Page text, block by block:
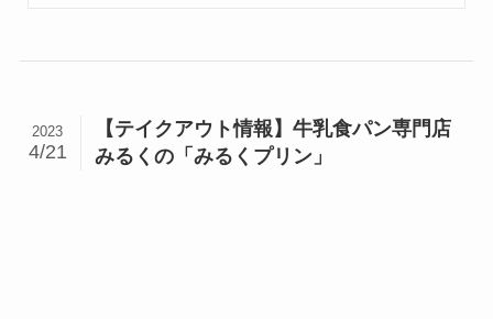
【テイクアウト情報】牛乳食パン専門店
みるくの「みるくプリン」
2023
4/21